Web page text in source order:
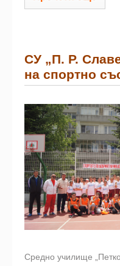
СУ „П. Р.
на спортно
Средно училище